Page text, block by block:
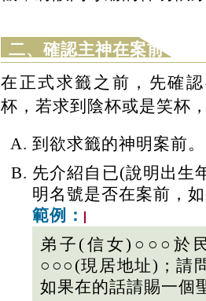
二、確認主神在案前
在正式求籤之前，先確
杯，若求到陰杯或是笑杯
到欲求籤的神明案前。
先介紹自已(說明出生
明名號是否在案前，
範例：
弟子(信女)○○○於
○○○(現居地址)；請
如果在的話請賜一個